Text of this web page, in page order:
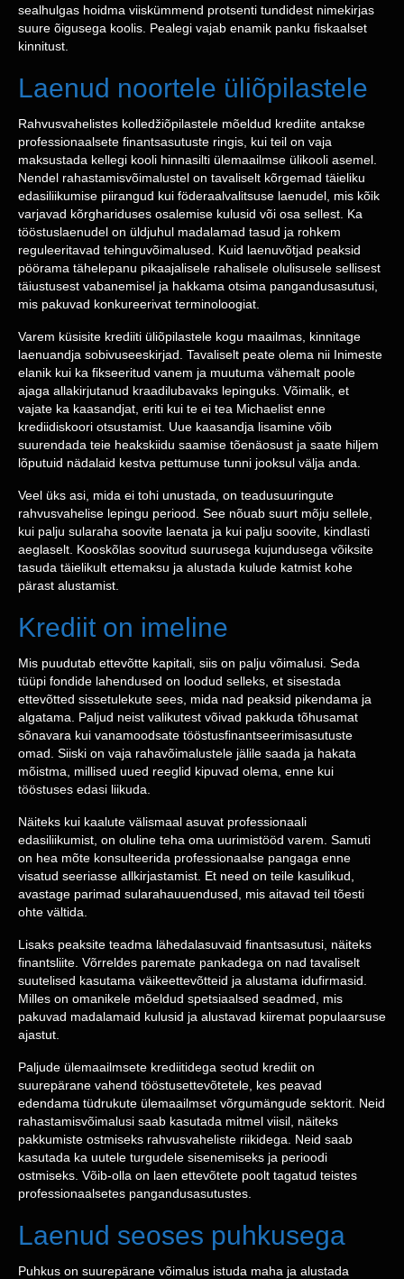
sealhulgas hoidma viiskümmend protsenti tundidest nimekirjas
suure õigusega koolis. Pealegi vajab enamik panku fiskaalset
kinnitust.
Laenud noortele üliõpilastele
Rahvusvahelistes kolledžiõpilastele mõeldud krediite antakse
professionaalsete finantsasutuste ringis, kui teil on vaja
maksustada kellegi kooli hinnasilti ülemaailmse ülikooli asemel.
Nendel rahastamisvõimalustel on tavaliselt kõrgemad täieliku
edasiliikumise piirangud kui föderaalvalitsuse laenudel, mis kõik
varjavad kõrghariduses osalemise kulusid või osa sellest. Ka
tööstuslaenudel on üldjuhul madalamad tasud ja rohkem
reguleeritavad tehinguvõimalused. Kuid laenuvõtjad peaksid
pöörama tähelepanu pikaajalisele rahalisele olulisusele sellisest
täiustusest vabanemisel ja hakkama otsima pangandusasutusi,
mis pakuvad konkureerivat terminoloogiat.
Varem küsisite krediiti üliõpilastele kogu maailmas, kinnitage
laenuandja sobivuseeskirjad. Tavaliselt peate olema nii Inimeste
elanik kui ka fikseeritud vanem ja muutuma vähemalt poole
ajaga allakirjutanud kraadilubavaks lepinguks. Võimalik, et
vajate ka kaasandjat, eriti kui te ei tea Michaelist enne
krediidiskoori otsustamist. Uue kaasandja lisamine võib
suurendada teie heakskiidu saamise tõenäosust ja saate hiljem
lõputuid nädalaid kestva pettumuse tunni jooksul välja anda.
Veel üks asi, mida ei tohi unustada, on teadusuuringute
rahvusvahelise lepingu periood. See nõuab suurt mõju sellele,
kui palju sularaha soovite laenata ja kui palju soovite, kindlasti
aeglaselt. Kooskõlas soovitud suurusega kujundusega võiksite
tasuda täielikult ettemaksu ja alustada kulude katmist kohe
pärast alustamist.
Krediit on imeline
Mis puudutab ettevõtte kapitali, siis on palju võimalusi. Seda
tüüpi fondide lahendused on loodud selleks, et sisestada
ettevõtted sissetulekute sees, mida nad peaksid pikendama ja
algatama. Paljud neist valikutest võivad pakkuda tõhusamat
sõnavara kui vanamoodsate tööstusfinantseerimisasutuste
omad. Siiski on vaja rahavõimalustele jälile saada ja hakata
mõistma, millised uued reeglid kipuvad olema, enne kui
tööstuses edasi liikuda.
Näiteks kui kaalute välismaal asuvat professionaali
edasiliikumist, on oluline teha oma uurimistööd varem. Samuti
on hea mõte konsulteerida professionaalse pangaga enne
visatud seeriasse allkirjastamist. Et need on teile kasulikud,
avastage parimad sularahauuendused, mis aitavad teil tõesti
ohte vältida.
Lisaks peaksite teadma lähedalasuvaid finantsasutusi, näiteks
finantsliite. Võrreldes paremate pankadega on nad tavaliselt
suutelised kasutama väikeettevõtteid ja alustama idufirmasid.
Milles on omanikele mõeldud spetsiaalsed seadmed, mis
pakuvad madalamaid kulusid ja alustavad kiiremat populaarsuse
ajastut.
Paljude ülemaailmsete krediitidega seotud krediit on
suurepärane vahend tööstusettevõtetele, kes peavad
edendama tüdrukute ülemaailmset võrgumängude sektorit. Neid
rahastamisvõimalusi saab kasutada mitmel viisil, näiteks
pakkumiste ostmiseks rahvusvaheliste riikidega. Neid saab
kasutada ka uutele turgudele sisenemiseks ja perioodi
ostmiseks. Võib-olla on laen ettevõtete poolt tagatud teistes
professionaalsetes pangandusasutustes.
Laenud seoses puhkusega
Puhkus on suurepärane võimalus istuda maha ja alustada